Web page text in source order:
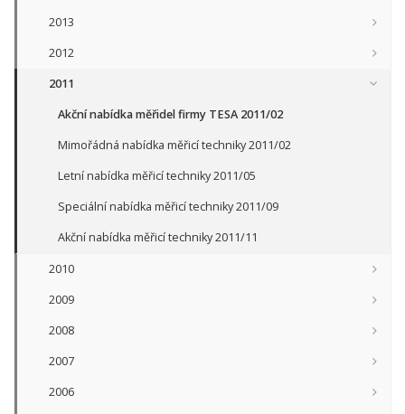
2013
2012
2011
Akční nabídka měřidel firmy TESA 2011/02
Mimořádná nabídka měřicí techniky 2011/02
Letní nabídka měřicí techniky 2011/05
Speciální nabídka měřicí techniky 2011/09
Akční nabídka měřicí techniky 2011/11
2010
2009
2008
2007
2006